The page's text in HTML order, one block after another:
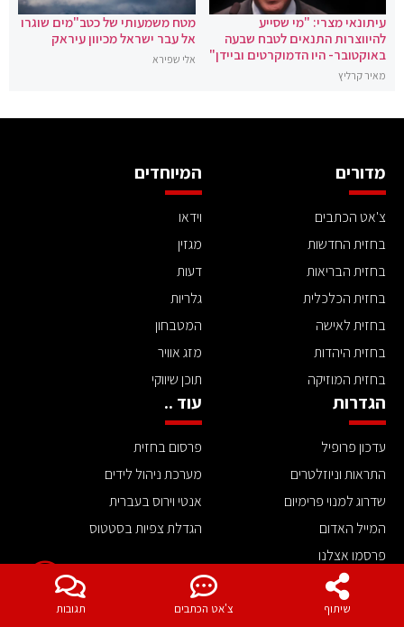
שיתוף צ'אט הכתבים תגובות
עיתונאי מצרי: "מי שסייע
להיווצרות התנאים לטבח שבעה
באוקטובר- היו הדמוקרטים וביידן"
מאיר קרליץ
מטח משמעותי של כטב"מים שוגרו
אל עבר ישראל מכיוון עיראק
אלי שפירא
מדורים
צ'אט הכתבים
בחזית החדשות
בחזית הבריאות
בחזית הכלכלית
בחזית לאישה
בחזית היהדות
בחזית המוזיקה
המיוחדים
וידאו
מגזין
דעות
גלריות
המטבחון
מזג אוויר
תוכן שיווקי
הגדרות
עדכון פרופיל
התראות וניוזלטרים
שדרוג למנוי פרימיום
המייל האדום
פרסמו אצלנו
תקנון האתר
אודות בחזית מדיה
עוד ..
פרסום בחזית
מערכת ניהול לידים
אנטי וירוס בעברית
הגדלת צפיות בסטטוס